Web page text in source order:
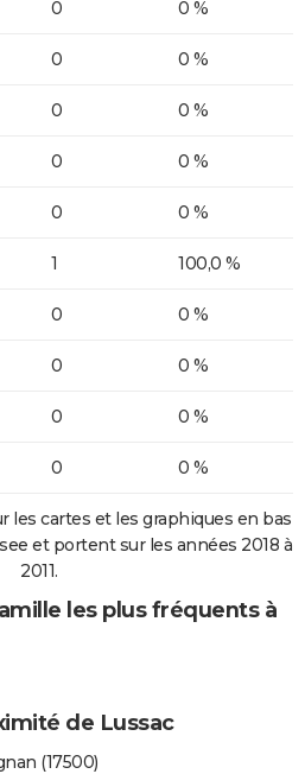
0 0 %
0 0 %
0 0 %
0 0 %
0 0 %
1 100,0 %
0 0 %
0 0 %
0 0 %
0 0 %
les cartes et les graphiques en bas
et portent sur les années 2018 à
2011.
les plus fréquents à
de Lussac
(17500)